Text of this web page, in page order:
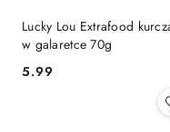
Lucky Lou Extrafood
w galaretce 70g
Cena:
5.99